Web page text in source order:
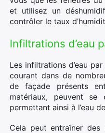
et utilisez un
contrôler le taux
Infiltrations d’eau
Les infiltrations d’eau
courant dans de
de façade présents
matériaux, peuvent se
permettant ainsi à l’eau
Cela peut entraîner des